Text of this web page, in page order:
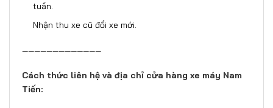
tuần.
Nhận thu xe cũ đổi xe mới.
—————————————
Cách thức liên hệ và địa chỉ cửa hàng xe máy Nam
Tiến: